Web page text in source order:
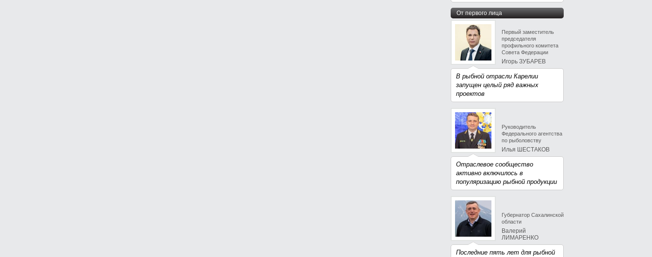
От первого лица
Первый заместитель
председателя
профильного комитета
Совета Федерации
Игорь ЗУБАРЕВ
В рыбной отрасли Карелии
запущен целый ряд важных
проектов
Руководитель
Федерального агентства
по рыболовству
Илья ШЕСТАКОВ
Отраслевое сообщество
активно включилось в
популяризацию рыбной продукции
Губернатор Сахалинской
области
Валерий
ЛИМАРЕНКО
Последние пять лет для рыбной